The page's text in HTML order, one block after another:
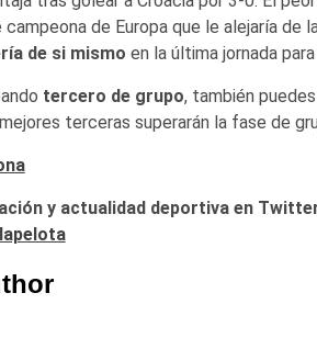
campeona de Europa que le alejaría de
de si mismo en la última jornada
tercero de grupo, también
terceras superarán la fase de
y actualidad deportiva en